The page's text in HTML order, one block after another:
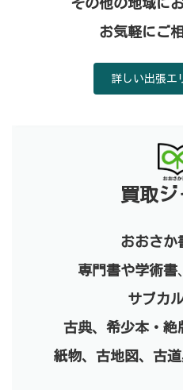
その他の地域に
お気軽にご
詳しい出張エ
買取ジ
おおさか
専門書や学術書
サブカ
古典、 希少本・絶
紙物、古地図、古道